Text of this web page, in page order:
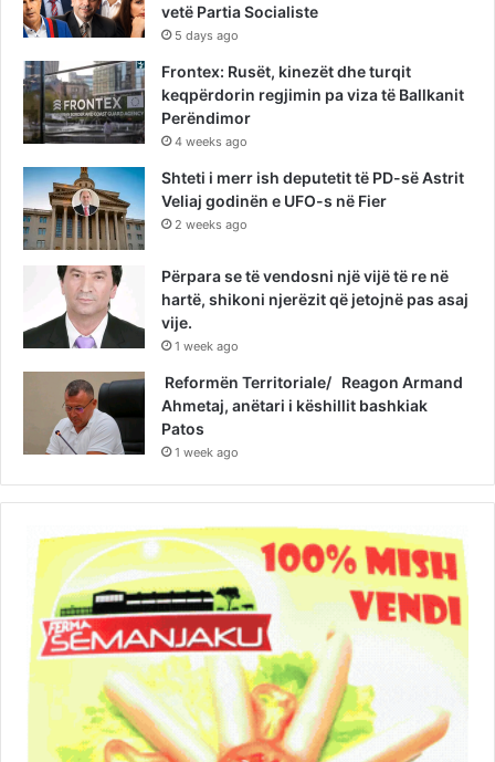
vetë Partia Socialiste
5 days ago
Frontex: Rusët, kinezët dhe turqit
keqpërdorin regjimin pa viza të Ballkanit
Perëndimor
4 weeks ago
Shteti i merr ish deputetit të PD-së Astrit
Veliaj godinën e UFO-s në Fier
2 weeks ago
Përpara se të vendosni një vijë të re në
hartë, shikoni njerëzit që jetojnë pas asaj
vije.
1 week ago
Reformën Territoriale/ Reagon Armand
Ahmetaj, anëtari i këshillit bashkiak
Patos
1 week ago